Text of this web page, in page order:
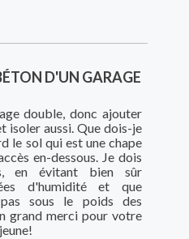
D'UN GARAGE
double, donc ajouter
isoler aussi. Que dois-je
le sol qui est une chape
en-dessous. Je dois
en évitant bien sûr
d'humidité et que
sous le poids des
grand merci pour votre